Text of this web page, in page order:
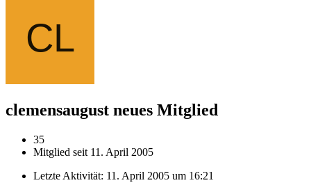
clemensaugust neues Mitglied
35
Mitglied seit 11. April 2005
Letzte Aktivität: 11. April 2005 um 16:21